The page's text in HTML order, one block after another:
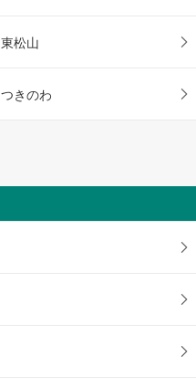
東松山
つきのわ